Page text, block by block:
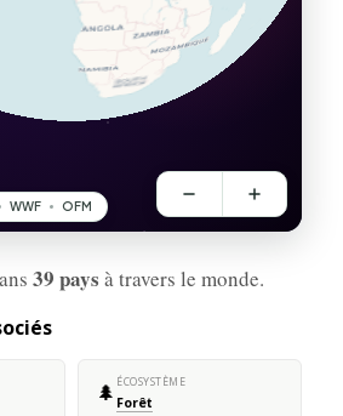
39 pays à travers le monde.
🌲 ÉCOSYSTÈME
Forêt